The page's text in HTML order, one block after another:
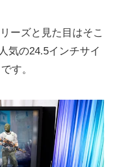
ーズと見た目はそこ
気の24.5インチサイ
です。